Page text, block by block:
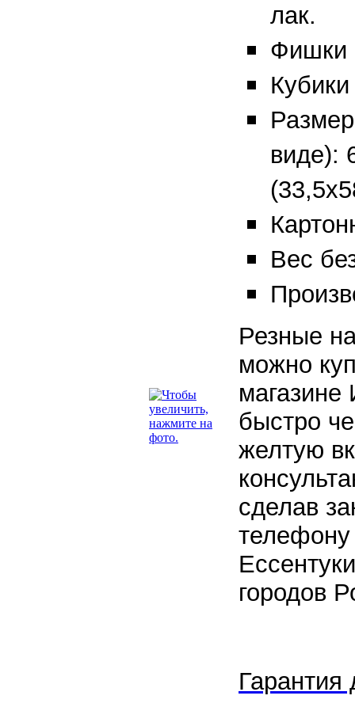
лак.
Фишки
виде):
Вес
Резные
можно
магазине
быстро
желтую
сделав
телефону
городов
Гарантия